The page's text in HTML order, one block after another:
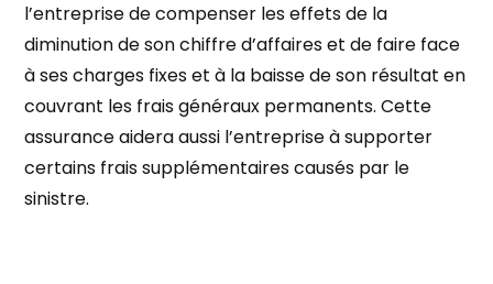
l’entreprise de compenser les effets de la
diminution de son chiffre d’affaires et de faire face
à ses charges fixes et à la baisse de son résultat en
couvrant les frais généraux permanents. Cette
assurance aidera aussi l’entreprise à supporter
certains frais supplémentaires causés par le
sinistre.